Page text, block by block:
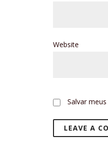
Website
Salvar